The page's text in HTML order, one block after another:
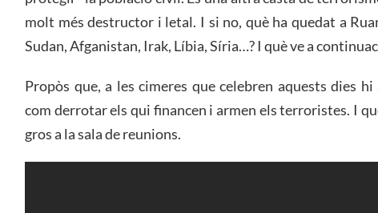
molt més destructor i letal. I si no, què ha quedat a
Sudan, Afganistan, Irak, Líbia, Síria…? I què ve a
Propòs que, a les cimeres que celebren aquests dies
com derrotar els qui financen i armen els terroristes. I
gros a la sala de reunions.